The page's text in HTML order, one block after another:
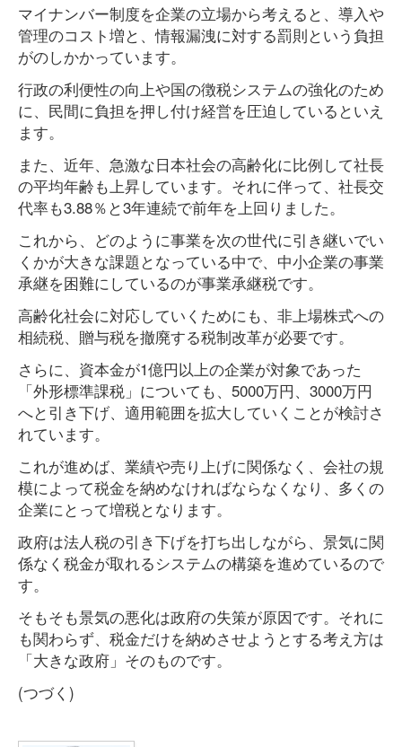
マイナンバー制度を企業の立場から考えると、導入や
管理のコスト増と、情報漏洩に対する罰則という負担
がのしかかっています。
行政の利便性の向上や国の徴税システムの強化のため
に、民間に負担を押し付け経営を圧迫しているといえ
ます。
また、近年、急激な日本社会の高齢化に比例して社長
の平均年齢も上昇しています。それに伴って、社長交
代率も3.88％と3年連続で前年を上回りました。
これから、どのように事業を次の世代に引き継いでい
くかが大きな課題となっている中で、中小企業の事業
承継を困難にしているのが事業承継税です。
高齢化社会に対応していくためにも、非上場株式への
相続税、贈与税を撤廃する税制改革が必要です。
さらに、資本金が1億円以上の企業が対象であった
「外形標準課税」についても、5000万円、3000万円
へと引き下げ、適用範囲を拡大していくことが検討さ
れています。
これが進めば、業績や売り上げに関係なく、会社の規
模によって税金を納めなければならなくなり、多くの
企業にとって増税となります。
政府は法人税の引き下げを打ち出しながら、景気に関
係なく税金が取れるシステムの構築を進めているので
す。
そもそも景気の悪化は政府の失策が原因です。それに
も関わらず、税金だけを納めさせようとする考え方は
「大きな政府」そのものです。
(つづく)